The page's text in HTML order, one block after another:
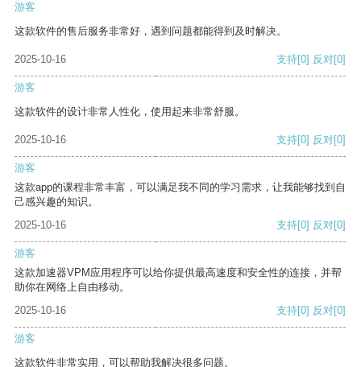
游客
这款软件的售后服务非常好，遇到问题都能得到及时解决。
2025-10-16 支持[0] 反对[0]
游客
这款软件的设计非常人性化，使用起来非常舒服。
2025-10-16 支持[0] 反对[0]
游客
这款app的课程非常丰富，可以满足我不同的学习需求，让我能够找到自
己感兴趣的知识。
2025-10-16
支持[0] 反对[0]
游客
这款加速器VPM应用程序可以给你提供最高速度和安全性的连接，并帮
助你在网络上自由移动。
2025-10-16
支持[0] 反对[0]
游客
这款软件非常实用，可以帮助我解决很多问题。